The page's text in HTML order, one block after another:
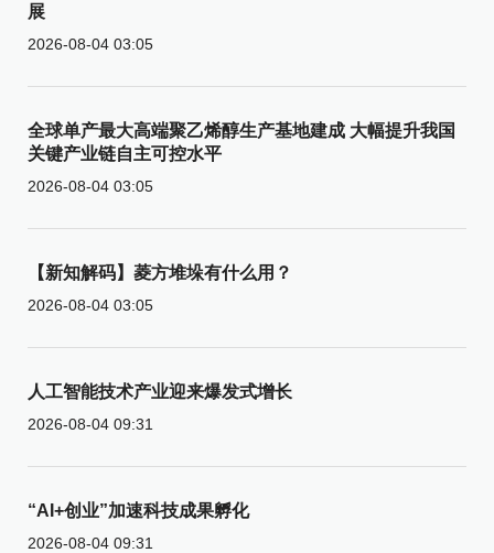
展
2026-08-04 03:05
全球单产最大高端聚乙烯醇生产基地建成 大幅提升我国
关键产业链自主可控水平
2026-08-04 03:05
【新知解码】菱方堆垛有什么用？
2026-08-04 03:05
人工智能技术产业迎来爆发式增长
2026-08-04 09:31
“AI+创业”加速科技成果孵化
2026-08-04 09:31